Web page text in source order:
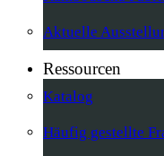
Aktuelle
Ressourcen
Katalog
Häufig gestellte